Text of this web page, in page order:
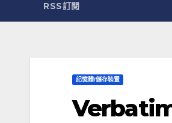
RSS訂閱
記憶體/儲存裝置